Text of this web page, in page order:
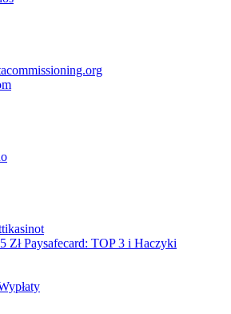
Zł Paysafecard: TOP 3 i Haczyki